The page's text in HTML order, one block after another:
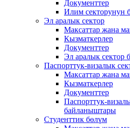
Документтер
Илим секторунун
Эл аралык сектор
Максаттар жана
Кызматкерлер
Документтер
Эл аралык сектор
Паспорттук-визалык
Максаттар жана
Кызматкерлер
Документтер
Паспорттук-
байланыштары
Студенттик бөлүм